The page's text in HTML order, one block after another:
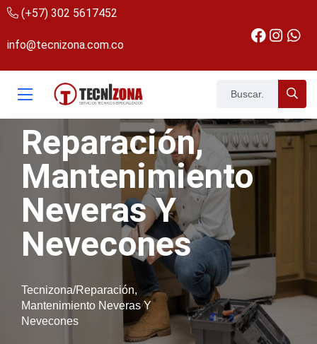
(+57) 302 5617452
info@tecnizona.com.co
Reparación,
Mantenimiento
Neveras Y
Nevecones
Tecnizona/Reparación,
Mantenimiento Neveras Y
Nevecones